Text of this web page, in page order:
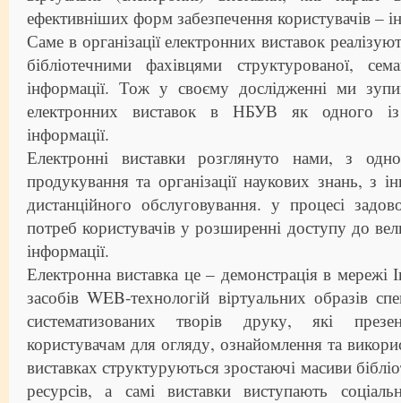
ефективніших форм забезпечення користувачів –
Саме в організації електронних виставок
бібліотечними фахівцями структурованої,
інформації. Тож у своєму дослідженні ми
електронних виставок в НБУВ як одного із
інформації.
Електронні виставки розглянуто нами, з
продукування та організації наукових знань, з
дистанційного обслуговування. у процесі
потреб користувачів у розширенні доступу до
інформації.
Електронна виставка це – демонстрація в мережі
засобів WEB-технологій віртуальних образів
систематизованих творів друку, які
користувачам для огляду, ознайомлення та
виставках структуруються зростаючі масиви
ресурсів, а самі виставки виступають